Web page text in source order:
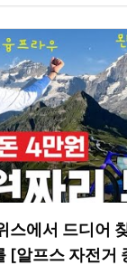
에서 드디어 찾았
[알프스 자전거